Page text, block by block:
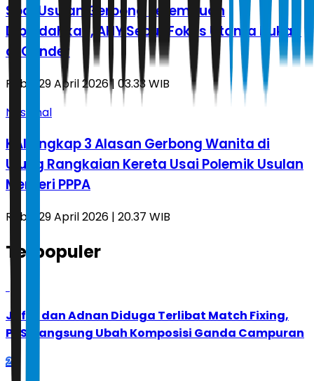
Soal Usulan Gerbong Perempuan
Dipindahkan, AHY Sebut Fokus Utama Bukan
di Gender
Rabu, 29 April 2026 | 03.33 WIB
Nasional
KAI Ungkap 3 Alasan Gerbong Wanita di
Ujung Rangkaian Kereta Usai Polemik Usulan
Menteri PPPA
Rabu, 29 April 2026 | 20.37 WIB
Terpopuler
Jafar dan Adnan Diduga Terlibat Match Fixing,
PBSI Langsung Ubah Komposisi Ganda Campuran
2